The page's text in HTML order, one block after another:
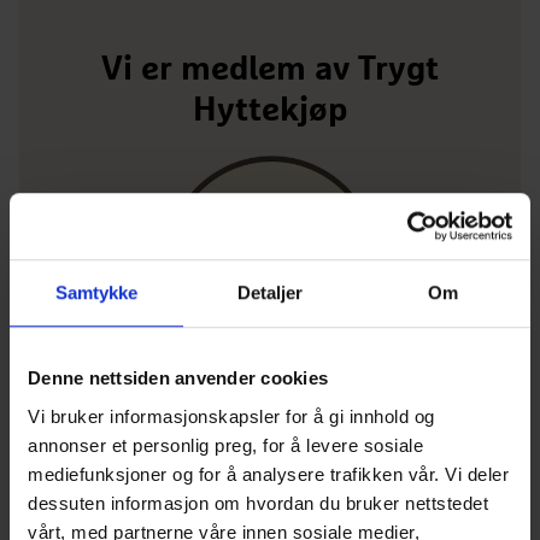
Samtykke Detaljer Om
Denne nettsiden anvender cookies
Vi bruker informasjonskapsler for å gi innhold og
annonser et personlig preg, for å levere sosiale
mediefunksjoner og for å analysere trafikken vår. Vi deler
dessuten informasjon om hvordan du bruker nettstedet
vårt, med partnerne våre innen sosiale medier,
Gråhø med hems
Vi er medlem av Trygt
Hyttekjøp
BoligPartner er medlem av merkeordningen Trygt
Hyttekjøp. Det gir en trygghet for deg som kunde.
Les hva det betyr for deg